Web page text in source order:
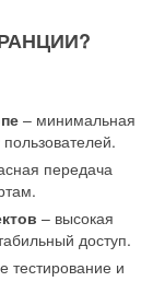
– минимальная
передача
– высокая
доступ.
тестирование и